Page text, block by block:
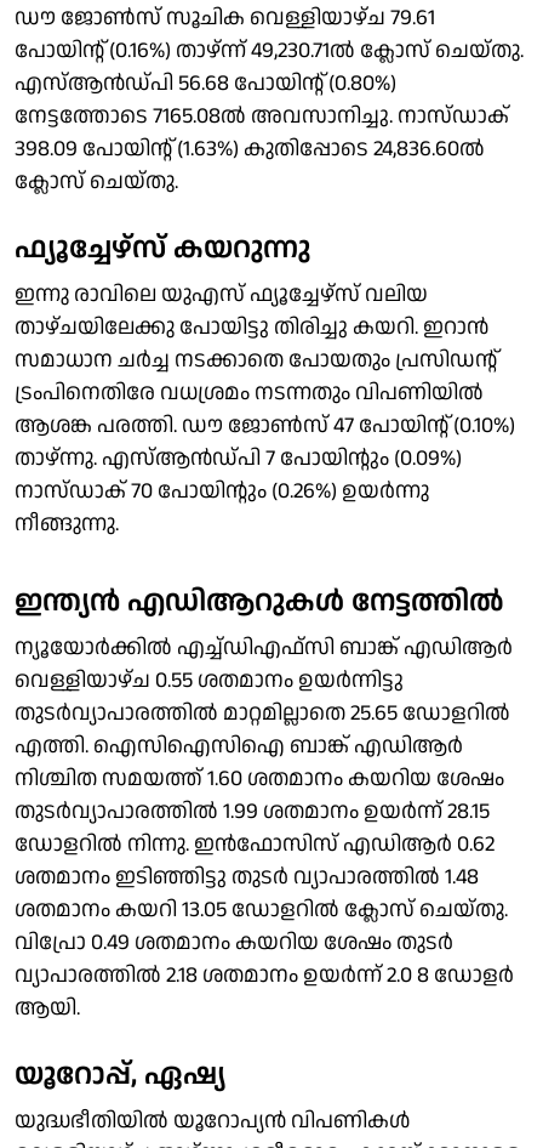
ഡൗ ജോണ്‍സ് സൂചിക വെള്ളിയാഴ്ച 79.61
പോയിന്റ് (0.16%) താഴ്ന്ന് 49,230.71ല്‍ ക്ലോസ് ചെയ്തു.
എസ്ആന്‍ഡ്പി 56.68 പോയിന്റ് (0.80%)
നേട്ടത്തോടെ 7165.08ല്‍ അവസാനിച്ചു. നാസ്ഡാക്
398.09 പോയിന്റ് (1.63%) കുതിപ്പോടെ 24,836.60ല്‍
ക്ലോസ് ചെയ്തു.
ഫ്യൂച്ചേഴ്‌സ് കയറുന്നു
ഇന്നു രാവിലെ യുഎസ് ഫ്യൂച്ചേഴ്‌സ് വലിയ
താഴ്ചയിലേക്കു പോയിട്ടു തിരിച്ചു കയറി. ഇറാന്‍
സമാധാന ചര്‍ച്ച നടക്കാതെ പോയതും പ്രസിഡന്റ്
ട്രംപിനെതിരേ വധശ്രമം നടന്നതും വിപണിയില്‍
ആശങ്ക പരത്തി. ഡൗ ജോണ്‍സ് 47 പോയിന്റ് (0.10%)
താഴ്ന്നു. എസ്ആന്‍ഡ്പി 7 പോയിന്റും (0.09%)
നാസ്ഡാക് 70 പോയിന്റും (0.26%) ഉയര്‍ന്നു
നീങ്ങുന്നു.
ഇന്ത്യന്‍ എഡിആറുകള്‍ നേട്ടത്തില്‍
ന്യൂയോര്‍ക്കില്‍ എച്ച്ഡിഎഫ്‌സി ബാങ്ക് എഡിആര്‍
വെള്ളിയാഴ്ച 0.55 ശതമാനം ഉയര്‍ന്നിട്ടു
തുടര്‍വ്യാപാരത്തില്‍ മാറ്റമില്ലാതെ 25.65 ഡോളറില്‍
എത്തി. ഐസിഐസിഐ ബാങ്ക് എഡിആര്‍
നിശ്ചിത സമയത്ത് 1.60 ശതമാനം കയറിയ ശേഷം
തുടര്‍വ്യാപാരത്തില്‍ 1.99 ശതമാനം ഉയര്‍ന്ന് 28.15
ഡോളറില്‍ നിന്നു. ഇന്‍ഫോസിസ് എഡിആര്‍ 0.62
ശതമാനം ഇടിഞ്ഞിട്ടു തുടര്‍ വ്യാപാരത്തില്‍ 1.48
ശതമാനം കയറി 13.05 ഡോളറില്‍ ക്ലോസ് ചെയ്തു.
വിപ്രോ 0.49 ശതമാനം കയറിയ ശേഷം തുടര്‍
വ്യാപാരത്തില്‍ 2.18 ശതമാനം ഉയര്‍ന്ന് 2.0 8 ഡോളര്‍
ആയി.
യൂറോപ്പ്, ഏഷ്യ
യുദ്ധഭീതിയില്‍ യൂറോപ്യന്‍ വിപണികള്‍